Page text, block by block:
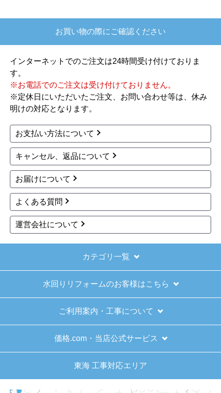
お買い物の際にご確認ください
インターネットでのご注文は24時間受け付けておりま
す。
※お電話でのご注文は受け付けておりません。
※定休日にいただいたご注文、お問い合わせ等は、休み
明けの対応となります。
お支払い方法について
キャンセル、返品について
お届けについて
よくある質問
運営会社について
カテゴリ一覧
水回りリフォームのお客様はこちら
ご利用案内・工事について
価格.com・当店公式サービス
東海 工事対応エリア